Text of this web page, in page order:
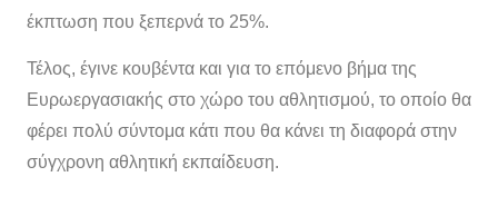
έκπτωση που ξεπερνά το 25%.
Τέλος, έγινε κουβέντα και για το επόμενο βήμα της
Ευρωεργασιακής στο χώρο του αθλητισμού, το οποίο θα
φέρει πολύ σύντομα κάτι που θα κάνει τη διαφορά στην
σύγχρονη αθλητική εκπαίδευση.